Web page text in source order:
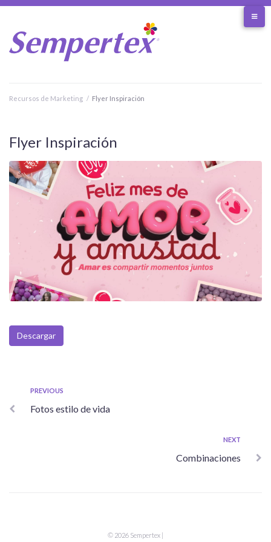
Skip
content
Recursos de Marketing / Flyer Inspiración
Flyer Inspiración
Descargar
Navegación
de
Previous
PREVIOUS
Fotos estilo de vida
NEXT
Combinaciones
© 2026 Sempertex |